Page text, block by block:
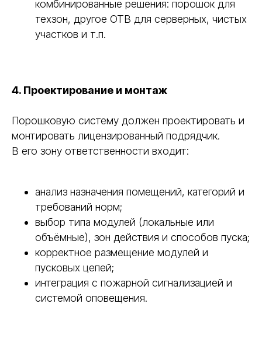
комбинированные решения: порошок для
техзон, другое ОТВ для серверных, чистых
участков и т.п.
4. Проектирование и монтаж
Порошковую систему должен проектировать и
монтировать лицензированный подрядчик.
В его зону ответственности входит:
анализ назначения помещений, категорий и
требований норм;
выбор типа модулей (локальные или
объёмные), зон действия и способов пуска;
корректное размещение модулей и
пусковых цепей;
интеграция с пожарной сигнализацией и
системой оповещения.